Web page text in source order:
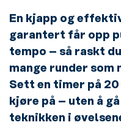
En kjapp og
garantert får opp
tempo – så raskt
mange runder
Sett en timer på
kjøre på – uten å
teknikken i